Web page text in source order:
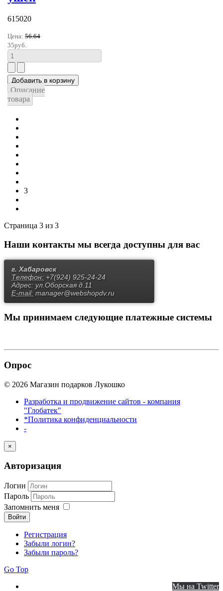
615020
Цена: 56.64
35руб.
Описание
товара
3
Страница 3 из 3
Наши контакты мы всегда доступны для вас
г. Хабаровск
Телефон: +7(924) 925-24-24
Адрес: ул.Оборская д.11
E-mail: manager@webshopdv.ru
Мы принимаем следующие платежные системы
Опрос
© 2026 Магазин подарков Лукошко
Разработка и продвижение сайтов - компания
"Глобатек"
*Политика конфиденциальности
-
×
Авторизация
Логин
Пароль
Запомнить меня
Войти
Регистрация
Забыли логин?
Забыли пароль?
Go Top
Мы на Twitter